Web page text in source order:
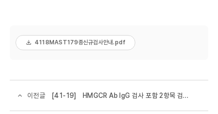
4118MAST179종신규검사안내.pdf
이전글 [41-19]
HMGCR Ab IgG 검사 포함 2항목 검사